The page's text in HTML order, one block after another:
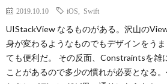
2019.10.10 iOS Swift
UIStackView なるものがある。沢山の
身が変わるようなものでもデザインをう
ても便利だ。 その反面、Constraintsを雑
ことがあるので多少の慣れが必要となる